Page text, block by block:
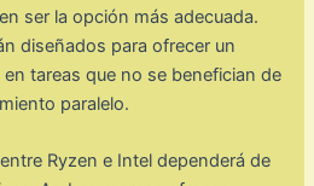
ser la opción más adecuada.
diseñados para ofrecer un
tareas que no se benefician de
paralelo.
Ryzen e Intel dependerá de